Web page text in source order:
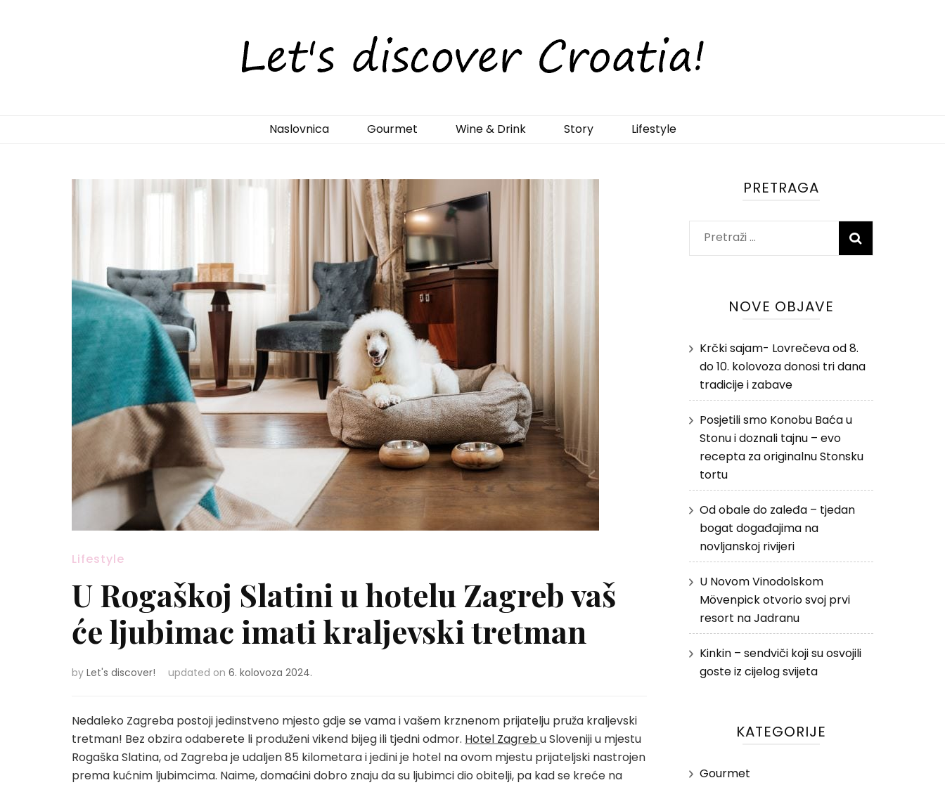
LetsDiscoverCroatia
Naslovnica Gourmet Wine & Drink Story Lifestyle
Lifestyle
U Rogaškoj Slatini u hotelu Zagreb vaš
će ljubimac imati kraljevski tretman
by Let's discover! updated on 6. kolovoza 2024.
Nedaleko Zagreba postoji jedinstveno mjesto gdje se vama i vašem krznenom prijatelju pruža kraljevski
tretman! Bez obzira odaberete li produženi vikend bijeg ili tjedni odmor. Hotel Zagreb u Sloveniji u mjestu
Rogaška Slatina, od Zagreba je udaljen 85 kilometara i jedini je hotel na ovom mjestu prijateljski nastrojen
prema kućnim ljubimcima. Naime, domaćini dobro znaju da su ljubimci dio obitelji, pa kad se kreće na
PRETRAGA
Pretraži:
NOVE OBJAVE
Krčki sajam- Lovrečeva od 8.
do 10. kolovoza donosi tri dana
tradicije i zabave
Posjetili smo Konobu Baća u
Stonu i doznali tajnu – evo
recepta za originalnu Stonsku
tortu
Od obale do zaleđa – tjedan
bogat događajima na
novljanskoj rivijeri
U Novom Vinodolskom
Mövenpick otvorio svoj prvi
resort na Jadranu
Kinkin – sendviči koji su osvojili
goste iz cijelog svijeta
KATEGORIJE
Gourmet